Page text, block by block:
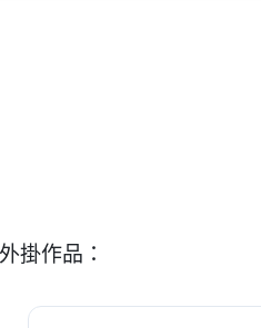
掛作品：